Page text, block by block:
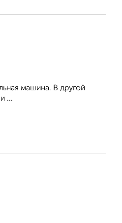
машина. В другой
...